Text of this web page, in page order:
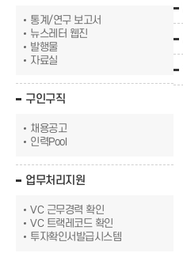
통계/연구 보고서
뉴스레터 웹진
발행물
자료실
구인구직
채용공고
인력Pool
업무처리지원
VC 근무경력 확인
VC 트랙레코드 확인
투자확인서발급시스템